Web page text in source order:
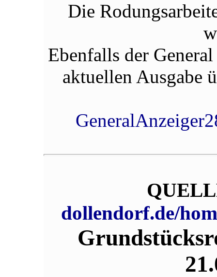
Die
Ebenfalls der
aktuellen Ausgabe
dollendorf.de/